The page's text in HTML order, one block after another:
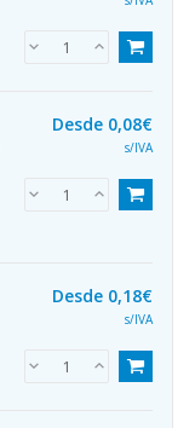
Desde 0,08€
s/IVA
Desde 0,18€
s/IVA